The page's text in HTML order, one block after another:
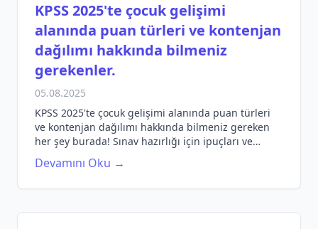
KPSS 2025'te çocuk gelişimi
alanında puan türleri ve kontenjan
dağılımı hakkında bilmeniz
gerekenler.
05.08.2025
KPSS 2025'te çocuk gelişimi alanında puan türleri
ve kontenjan dağılımı hakkında bilmeniz gereken
her şey burada! Sınav hazırlığı için ipuçları ve
detaylar.
Devamını Oku →